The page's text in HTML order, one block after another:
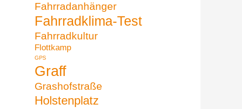
Fahrradanhänger
Fahrradklima-Test
Fahrradkultur
Flottkamp
GPS
Graff
Grashofstraße
Holstenplatz